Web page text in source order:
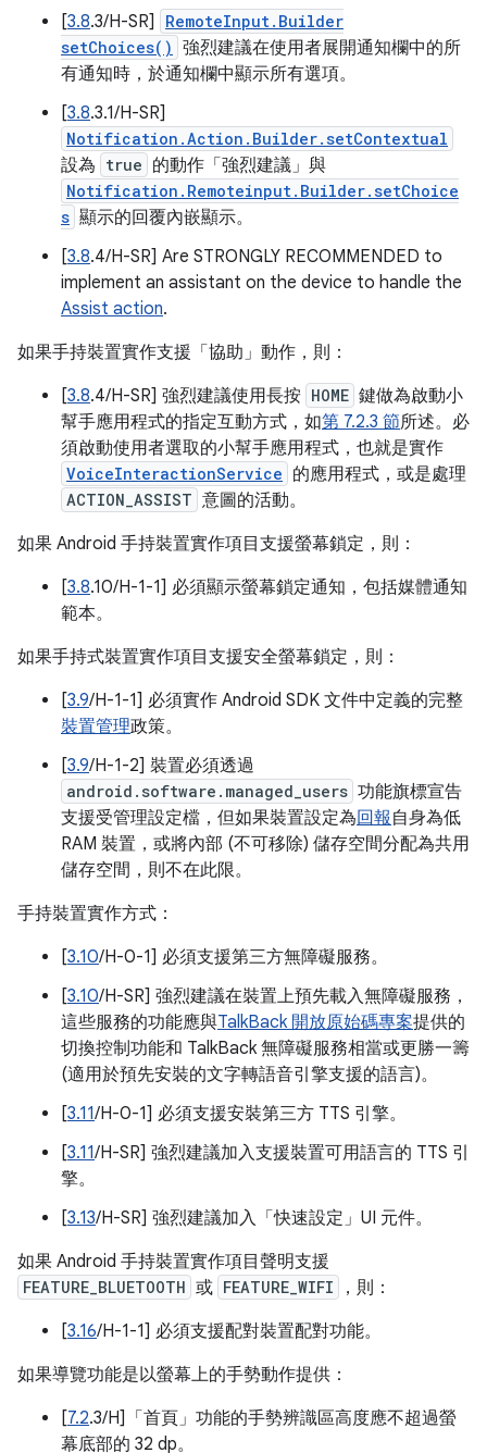
[3.8.3/H-SR]
RemoteInput.Builder
setChoices() 強烈建議在使用者展開通知欄中的所
有通知時，於通知欄中顯示所有選項。
[3.8.3.1/H-SR]
Notification.Action.Builder.setContextual
設為 true 的動作「強烈建議」與
Notification.Remoteinput.Builder.setChoice
s 顯示的回覆內嵌顯示。
[3.8.4/H-SR] Are STRONGLY RECOMMENDED to
implement an assistant on the device to handle the
Assist action.
如果手持裝置實作支援「協助」動作，則：
[3.8.4/H-SR] 強烈建議使用長按 HOME 鍵做為啟動小
幫手應用程式的指定互動方式，如第 7.2.3 節所述。必
須啟動使用者選取的小幫手應用程式，也就是實作
VoiceInteractionService 的應用程式，或是處理
ACTION_ASSIST 意圖的活動。
如果 Android 手持裝置實作項目支援螢幕鎖定，則：
[3.8.10/H-1-1] 必須顯示螢幕鎖定通知，包括媒體通知
範本。
如果手持式裝置實作項目支援安全螢幕鎖定，則：
[3.9/H-1-1] 必須實作 Android SDK 文件中定義的完整
裝置管理政策。
[3.9/H-1-2] 裝置必須透過
android.software.managed_users 功能旗標宣告
支援受管理設定檔，但如果裝置設定為回報自身為低
RAM 裝置，或將內部 (不可移除) 儲存空間分配為共用
儲存空間，則不在此限。
手持裝置實作方式：
[3.10/H-0-1] 必須支援第三方無障礙服務。
[3.10/H-SR] 強烈建議在裝置上預先載入無障礙服務，
這些服務的功能應與TalkBack 開放原始碼專案提供的
切換控制功能和 TalkBack 無障礙服務相當或更勝一籌
(適用於預先安裝的文字轉語音引擎支援的語言)。
[3.11/H-0-1] 必須支援安裝第三方 TTS 引擎。
[3.11/H-SR] 強烈建議加入支援裝置可用語言的 TTS 引
擎。
[3.13/H-SR] 強烈建議加入「快速設定」UI 元件。
如果 Android 手持裝置實作項目聲明支援
FEATURE_BLUETOOTH 或 FEATURE_WIFI
，則：
[3.16/H-1-1] 必須支援配對裝置配對功能。
如果導覽功能是以螢幕上的手勢動作提供：
[7.2.3/H]「首頁」功能的手勢辨識區高度應不超過螢
幕底部的 32 dp。